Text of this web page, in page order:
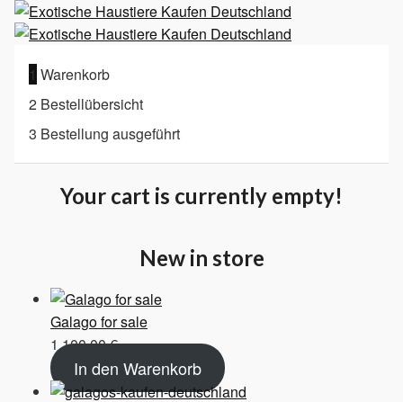
1 Warenkorb
2 Bestellübersicht
3 Bestellung ausgeführt
Your cart is currently empty!
New in store
Galago for sale
1.100,00€
In den Warenkorb